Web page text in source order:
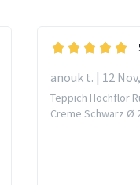
anouk t. | 12
Teppich Hochflor
Creme Schwarz Ø